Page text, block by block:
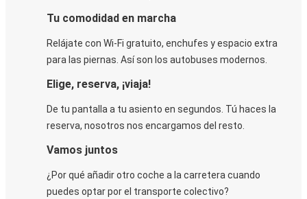
Tu comodidad en marcha
Relájate con Wi-Fi gratuito, enchufes y espacio extra
para las piernas. Así son los autobuses modernos.
Elige, reserva, ¡viaja!
De tu pantalla a tu asiento en segundos. Tú haces la
reserva, nosotros nos encargamos del resto.
Vamos juntos
¿Por qué añadir otro coche a la carretera cuando
puedes optar por el transporte colectivo?